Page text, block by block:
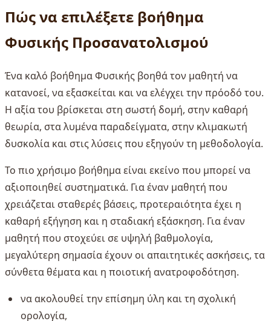
Πώς να επιλέξετε βοήθημα
Φυσικής Προσανατολισμού
Ένα καλό βοήθημα Φυσικής βοηθά τον μαθητή να
κατανοεί, να εξασκείται και να ελέγχει την πρόοδό του.
Η αξία του βρίσκεται στη σωστή δομή, στην καθαρή
θεωρία, στα λυμένα παραδείγματα, στην κλιμακωτή
δυσκολία και στις λύσεις που εξηγούν τη μεθοδολογία.
Το πιο χρήσιμο βοήθημα είναι εκείνο που μπορεί να
αξιοποιηθεί συστηματικά. Για έναν μαθητή που
χρειάζεται σταθερές βάσεις, προτεραιότητα έχει η
καθαρή εξήγηση και η σταδιακή εξάσκηση. Για έναν
μαθητή που στοχεύει σε υψηλή βαθμολογία,
μεγαλύτερη σημασία έχουν οι απαιτητικές ασκήσεις, τα
σύνθετα θέματα και η ποιοτική ανατροφοδότηση.
να ακολουθεί την επίσημη ύλη και τη σχολική
ορολογία,